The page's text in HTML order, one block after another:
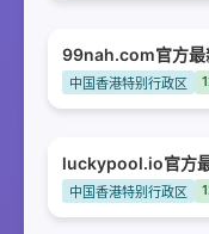
99nah.com官方最
中国香港特别行政区
luckypool.io官方
中国香港特别行政区